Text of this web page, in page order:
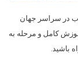
در سراسر جهان
کامل و مرحله به
باشید.